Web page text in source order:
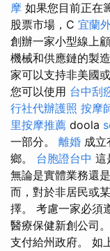
摩 如果您目前正在
股票市場，C 宜蘭
創辦一家小型線上
機械和供應鏈的製
家可以支持非美國
您可以使用 台中刮
行社代辦護照 按摩
里按摩推薦 doola
一部分。 離婚 成立
鄉。 台胞證台中 這
無論是實體業務還
而，對於非居民或
擇。 考慮一家必須
醫療保健新創公司
支付給州政府。 如